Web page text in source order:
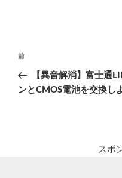
投
ナ
前
の
投
前
【異音解消】富士通
ンとCMOS電池を交換し
スポ